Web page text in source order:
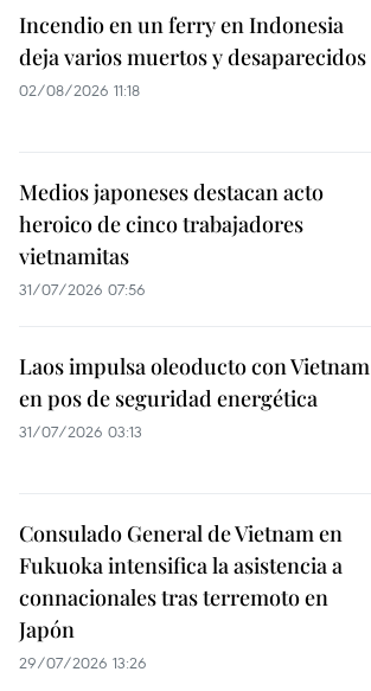
Incendio en un ferry en Indonesia
deja varios muertos y desaparecidos
02/08/2026 11:18
Medios japoneses destacan acto
heroico de cinco trabajadores
vietnamitas
31/07/2026 07:56
Laos impulsa oleoducto con Vietnam
en pos de seguridad energética
31/07/2026 03:13
Consulado General de Vietnam en
Fukuoka intensifica la asistencia a
connacionales tras terremoto en
Japón
29/07/2026 13:26